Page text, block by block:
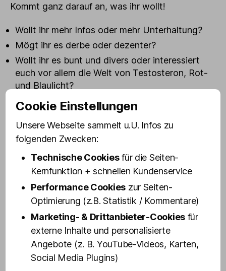
Kommt ganz darauf an, was ihr wollt!
Wollt ihr mehr Infos oder mehr Unterhaltung?
Mögt ihr es derbe oder dezenter?
Wollt ihr es bunt und divers oder interessiert
euch vor allem die Welt von Testosteron, Rot-
und Blaulicht?
Die vermutlich beliebtesten Reeperbahn
Führungen sind Olivia Jones’ legendäre Kieztour
„Olivias Safari“ und die KultKieztour mit dem Kult
Koberer und RTL2 „Reeperbahn privat“ Star
Fabian Zahrt.
Olivias Safari
ist bunt und divers und zeigt euch die schrille
Vielfalt St. Paulis. Highlight ist der Besuch in
Olivia Jones’ Kostüm-Fundus und dass ihr
garantiert ein Selfie mit Hamburgs berühmtester
Cookie Einstellungen
Unsere Webseite sammelt u.U. Infos zu
folgenden Zwecken:
Technische Cookiesfür die Seiten-
Kernfunktion + schnellen Kundenservice
Performance Cookies zur Seiten-
Optimierung (z.B. Statistik / Kommentare)
Marketing- & Drittanbieter-Cookies für
externe Inhalte und personalisierte
Angebote (z. B. YouTube-Videos, Karten,
Social Media Plugins)